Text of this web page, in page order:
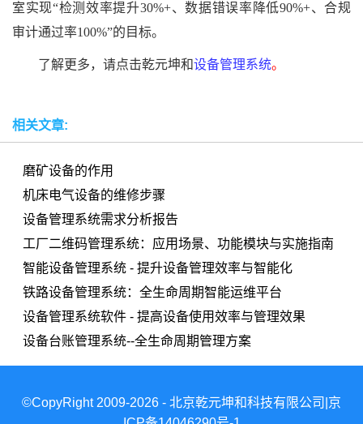
室实现“检测效率提升30%+、数据错误率降低90%+、合规
审计通过率100%”的目标。
了解更多，请点击乾元坤和设备管理系统。
相关文章:
磨矿设备的作用
机床电气设备的维修步骤
设备管理系统需求分析报告
工厂二维码管理系统：应用场景、功能模块与实施指南
智能设备管理系统 - 提升设备管理效率与智能化
铁路设备管理系统：全生命周期智能运维平台
设备管理系统软件 - 提高设备使用效率与管理效果
设备台账管理系统--全生命周期管理方案
©CopyRight 2009-2026 - 北京乾元坤和科技有限公司|京